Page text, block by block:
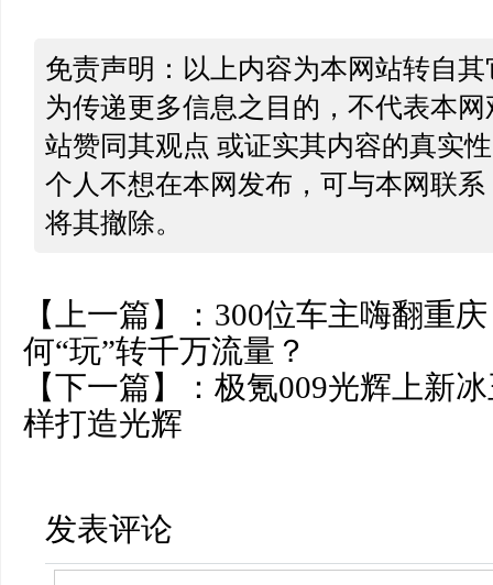
免责声明：以上内容为本网站转自
为传递更多信息之目的，不代表本
站赞同其观点 或证实其内容的真实
个人不想在本网发布，可与本网联
将其撤除。
【上一篇】： 300位车主嗨翻重
何“玩”转千万流量？
【下一篇】： 极氪009光辉上新
样打造光辉
发表评论